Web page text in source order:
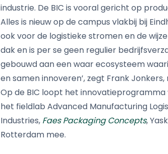
industrie. De BIC is vooral gericht op
Alles is nieuw op de campus vlakbij bij
ook voor de logistieke stromen en de
dak en is per se geen regulier
gebouwd aan een waar ecosysteem
en samen innoveren’, zegt Frank
Op de BIC loopt het innovatieprogramma
het fieldlab Advanced Manufacturing
Industries, Faes Packaging Concepts,
Rotterdam mee.